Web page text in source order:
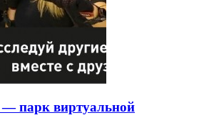
— парк виртуальной